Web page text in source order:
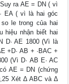
ra AE = DN ( vì
EA ( vì là hai góc
le trong của hai
hiệu nhận biết hai
D· AE 1800 (Vì là
+D· AB + ·BAC +
(Vì D· AB E· AC
AE = DN (chứng
Xét ∆ ABC và ∆